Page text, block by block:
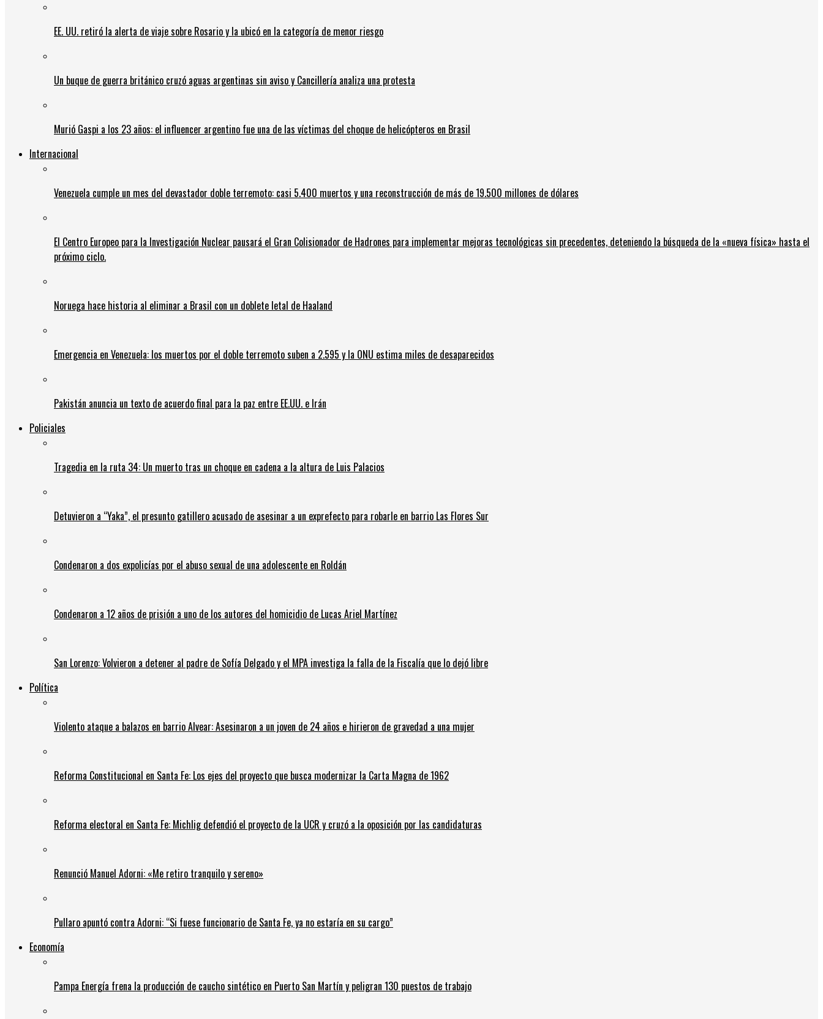
EE. UU. retiró la alerta de viaje sobre Rosario y la ubicó en la categoría de menor riesgo
Un buque de guerra británico cruzó aguas argentinas sin aviso y Cancillería analiza una protesta
Murió Gaspi a los 23 años: el influencer argentino fue una de las víctimas del choque de helicópteros en Brasil
Internacional
Venezuela cumple un mes del devastador doble terremoto: casi 5.400 muertos y una reconstrucción de más de 19.500 millones de dólares
El Centro Europeo para la Investigación Nuclear pausará el Gran Colisionador de Hadrones para implementar mejoras tecnológicas sin precedentes, deteniendo la búsqueda de la «nueva física» hasta el
próximo ciclo.
Noruega hace historia al eliminar a Brasil con un doblete letal de Haaland
Emergencia en Venezuela: los muertos por el doble terremoto suben a 2.595 y la ONU estima miles de desaparecidos
Pakistán anuncia un texto de acuerdo final para la paz entre EE.UU. e Irán
Policiales
Tragedia en la ruta 34: Un muerto tras un choque en cadena a la altura de Luis Palacios
Detuvieron a “Yaka”, el presunto gatillero acusado de asesinar a un exprefecto para robarle en barrio Las Flores Sur
Condenaron a dos expolicías por el abuso sexual de una adolescente en Roldán
Condenaron a 12 años de prisión a uno de los autores del homicidio de Lucas Ariel Martínez
San Lorenzo: Volvieron a detener al padre de Sofía Delgado y el MPA investiga la falla de la Fiscalía que lo dejó libre
Política
Violento ataque a balazos en barrio Alvear: Asesinaron a un joven de 24 años e hirieron de gravedad a una mujer
Reforma Constitucional en Santa Fe: Los ejes del proyecto que busca modernizar la Carta Magna de 1962
Reforma electoral en Santa Fe: Michlig defendió el proyecto de la UCR y cruzó a la oposición por las candidaturas
Renunció Manuel Adorni: «Me retiro tranquilo y sereno»
Pullaro apuntó contra Adorni: “Si fuese funcionario de Santa Fe, ya no estaría en su cargo”
Economía
Pampa Energía frena la producción de caucho sintético en Puerto San Martín y peligran 130 puestos de trabajo